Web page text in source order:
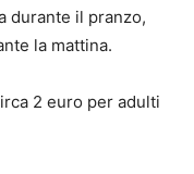
durante il pranzo,
la mattina.
2 euro per adulti